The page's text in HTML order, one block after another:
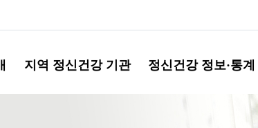
지역 정신건강 기관 정신건강 정보·통계